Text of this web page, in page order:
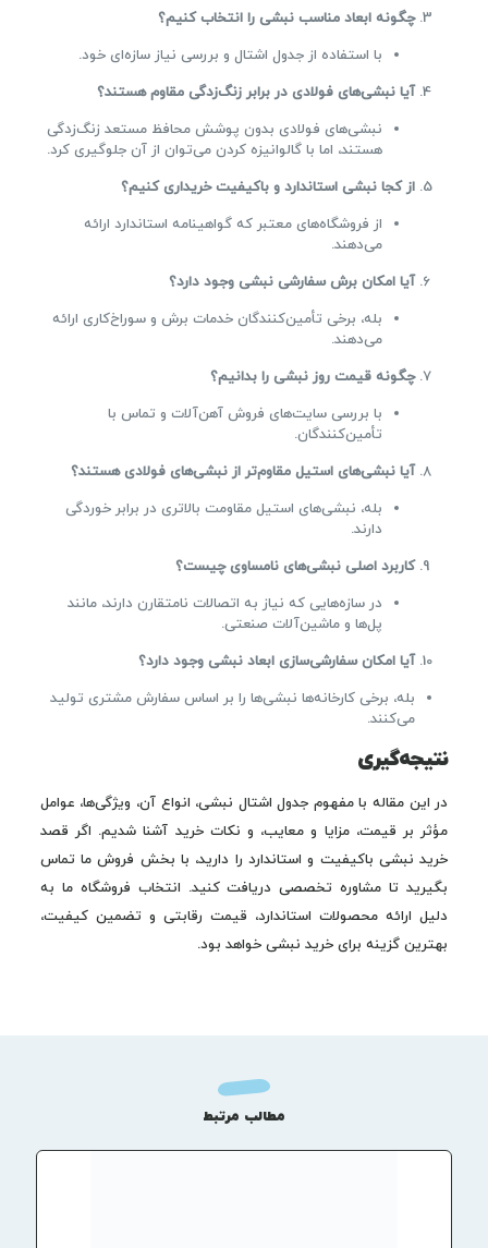
چگونه ابعاد مناسب نبشی را انتخاب کنیم؟
با استفاده از جدول اشتال و بررسی نیاز سازه‌ای خود.
آیا نبشی‌های فولادی در برابر زنگ‌زدگی مقاوم هستند؟
نبشی‌های فولادی بدون پوشش محافظ مستعد زنگ‌زدگی
هستند، اما با گالوانیزه کردن می‌توان از آن جلوگیری کرد.
از کجا نبشی استاندارد و باکیفیت خریداری کنیم؟
از فروشگاه‌های معتبر که گواهینامه استاندارد ارائه
می‌دهند.
آیا امکان برش سفارشی نبشی وجود دارد؟
بله، برخی تأمین‌کنندگان خدمات برش و سوراخ‌کاری ارائه
می‌دهند.
چگونه قیمت روز نبشی را بدانیم؟
با بررسی سایت‌های فروش آهن‌آلات و تماس با
تأمین‌کنندگان.
آیا نبشی‌های استیل مقاوم‌تر از نبشی‌های فولادی هستند؟
بله، نبشی‌های استیل مقاومت بالاتری در برابر خوردگی
دارند.
کاربرد اصلی نبشی‌های نامساوی چیست؟
در سازه‌هایی که نیاز به اتصالات نامتقارن دارند، مانند
پل‌ها و ماشین‌آلات صنعتی.
آیا امکان سفارشی‌سازی ابعاد نبشی وجود دارد؟
بله، برخی کارخانه‌ها نبشی‌ها را بر اساس سفارش مشتری تولید
می‌کنند.
نتیجه‌گیری
در این مقاله با مفهوم جدول اشتال نبشی، انواع آن، ویژگی‌ها، عوامل
مؤثر بر قیمت، مزایا و معایب، و نکات خرید آشنا شدیم. اگر قصد
خرید نبشی باکیفیت و استاندارد را دارید، با بخش فروش ما تماس
بگیرید تا مشاوره تخصصی دریافت کنید. انتخاب فروشگاه ما به
دلیل ارائه محصولات استاندارد، قیمت رقابتی و تضمین کیفیت،
بهترین گزینه برای خرید نبشی خواهد بود.
مطالب مرتبط